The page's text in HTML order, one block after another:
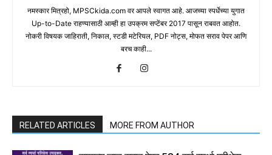
नमस्कार मित्रहो, MPSCkida.com वर आपले स्वागत आहे. आजच्या स्पर्धेच्या युगात
Up-to-Date राहण्यासाठी आम्ही हा उपक्रम सप्टेंबर 2017 पासून राबवत आहोत.
नोकरी विषयक जाहिराती, निकाल, स्टडी मटेरियल, PDF नोट्स, मोफत सराव पेपर आणि
बरच काही...
RELATED ARTICLES MORE FROM AUTHOR